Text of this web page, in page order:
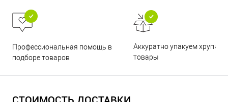
Профессиональная помощь в
подборе товаров
Аккуратно упакуем хрупкие
товары